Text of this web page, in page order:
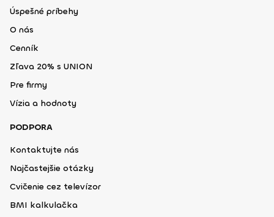
Úspešné príbehy
O nás
Cenník
Zľava 20% s UNION
Pre firmy
Vízia a hodnoty
PODPORA
Kontaktujte nás
Najčastejšie otázky
Cvičenie cez televízor
BMI kalkulačka